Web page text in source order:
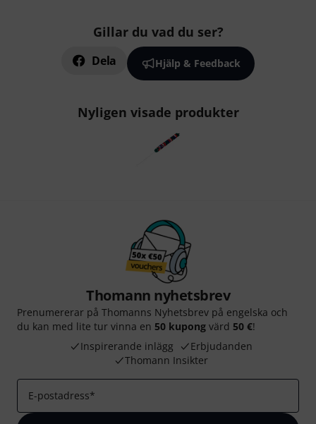
Gillar du vad du ser?
Dela Hjälp & Feedback
Nyligen visade produkter
Thomann nyhetsbrev
Prenumererar på Thomanns Nyhetsbrev på engelska och
du kan med lite tur vinna en 50 kupong värd 50 €!
Inspirerande inlägg
Erbjudanden
Thomann Insikter
E-postadress*